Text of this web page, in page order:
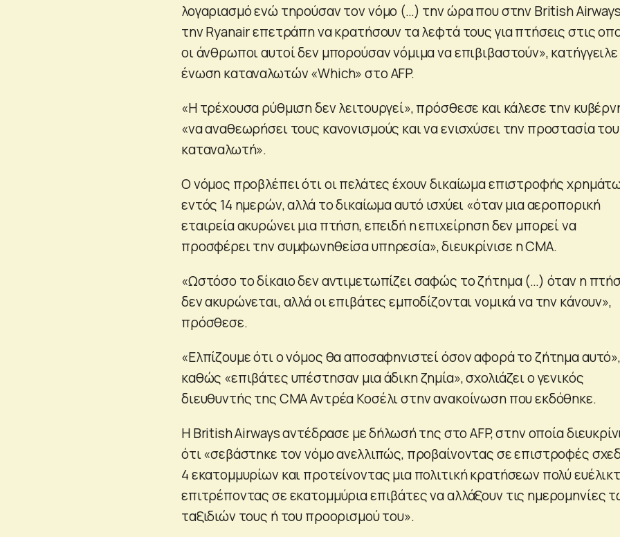
λογαριασμό ενώ τηρούσαν τον νόμο (…) την ώρα που στην British
την Ryanair επετράπη να κρατήσουν τα λεφτά τους για πτήσεις στις
οι άνθρωποι αυτοί δεν μπορούσαν νόμιμα να επιβιβαστούν»,
ένωση καταναλωτών «Which» στο AFP.
«Η τρέχουσα ρύθμιση δεν λειτουργεί», πρόσθεσε και κάλεσε την
«να αναθεωρήσει τους κανονισμούς και να ενισχύσει την προστασία του
καταναλωτή».
Ο νόμος προβλέπει ότι οι πελάτες έχουν δικαίωμα επιστροφής
εντός 14 ημερών, αλλά το δικαίωμα αυτό ισχύει «όταν μια αεροπορική
εταιρεία ακυρώνει μια πτήση, επειδή η επιχείρηση δεν μπορεί να
προσφέρει την συμφωνηθείσα υπηρεσία», διευκρίνισε η CMA.
«Ωστόσο το δίκαιο δεν αντιμετωπίζει σαφώς το ζήτημα (…) όταν η
δεν ακυρώνεται, αλλά οι επιβάτες εμποδίζονται νομικά να την κάνουν»,
πρόσθεσε.
«Ελπίζουμε ότι ο νόμος θα αποσαφηνιστεί όσον αφορά το ζήτημα αυτό»,
καθώς «επιβάτες υπέστησαν μια άδικη ζημία», σχολιάζει ο γενικός
διευθυντής της CMA Αντρέα Κοσέλι στην ανακοίνωση που εκδόθηκε.
Η British Airways αντέδρασε με δήλωσή της στο AFP, στην οποία
ότι «σεβάστηκε τον νόμο ανελλιπώς, προβαίνοντας σε επιστροφές
4 εκατομμυρίων και προτείνοντας μια πολιτική κρατήσεων πολύ
επιτρέποντας σε εκατομμύρια επιβάτες να αλλάξουν τις ημερομηνίες
ταξιδιών τους ή του προορισμού του».